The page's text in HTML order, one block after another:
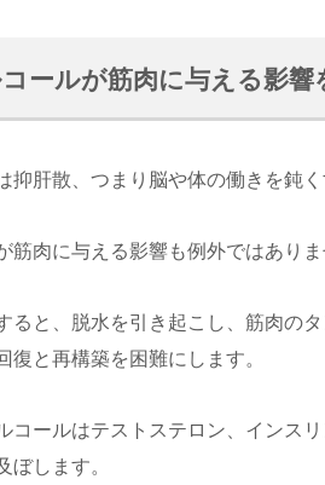
ールが筋肉に与える影響
抑肝散、つまり脳や体の働きを鈍く
筋肉に与える影響も例外ではありま
ると、脱水を引き起こし、筋肉の
復と再構築を困難にします。
コールはテストステロン、インス
ぼします。